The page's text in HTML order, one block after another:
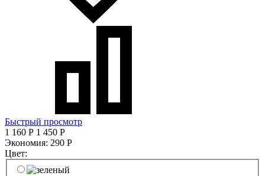
Быстрый просмотр
1 160 Р 1 450 Р
Экономия: 290 Р
Цвет: